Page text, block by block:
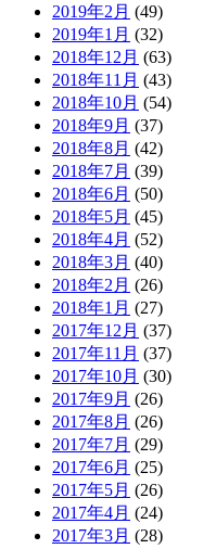
2019年2月 (49)
2019年1月 (32)
2018年12月 (63)
2018年11月 (43)
2018年10月 (54)
2018年9月 (37)
2018年8月 (42)
2018年7月 (39)
2018年6月 (50)
2018年5月 (45)
2018年4月 (52)
2018年3月 (40)
2018年2月 (26)
2018年1月 (27)
2017年12月 (37)
2017年11月 (37)
2017年10月 (30)
2017年9月 (26)
2017年8月 (26)
2017年7月 (29)
2017年6月 (25)
2017年5月 (26)
2017年4月 (24)
2017年3月 (28)